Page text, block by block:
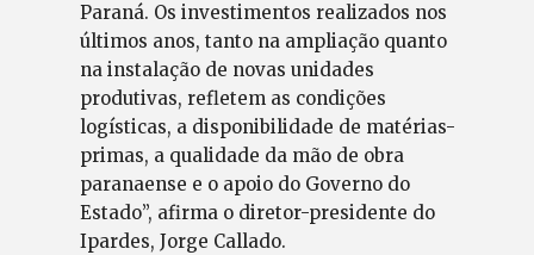
Paraná. Os investimentos realizados nos
últimos anos, tanto na ampliação quanto
na instalação de novas unidades
produtivas, refletem as condições
logísticas, a disponibilidade de matérias-
primas, a qualidade da mão de obra
paranaense e o apoio do Governo do
Estado”, afirma o diretor-presidente do
Ipardes, Jorge Callado.